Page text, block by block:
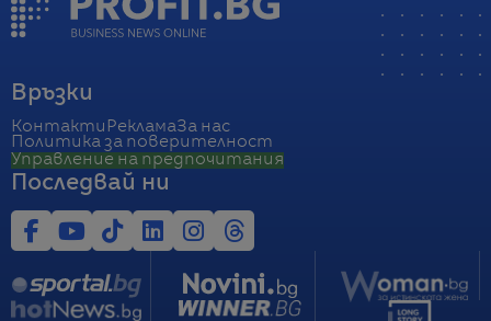
Връзки
Контакти РекламаЗа нас
Политика за поверителност
Управление на предпочитания
Последвай ни